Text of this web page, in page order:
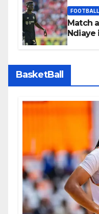
FOOTBALL
Match
Ndiaye
BasketBall